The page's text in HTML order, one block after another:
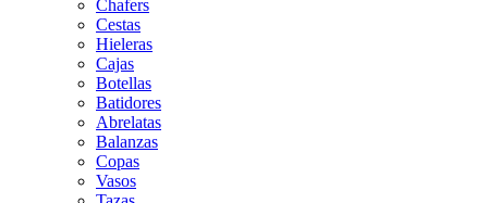
Chafers
Cestas
Hieleras
Cajas
Botellas
Batidores
Abrelatas
Balanzas
Copas
Vasos